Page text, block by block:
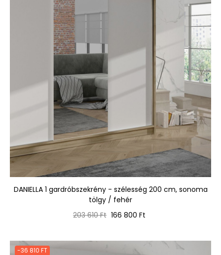
DANIELLA 1 gardróbszekrény - szélesség 200 cm, sonoma
tölgy / fehér
Normál
203 610 Ft Ár
166 800 Ft
-36 810 FT